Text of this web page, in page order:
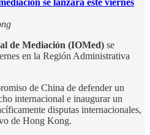
de Mediación (IOMed) se
en la Región Administrativa
de China de defender un
internacional e inaugurar un
disputas internacionales,
de Hong Kong.